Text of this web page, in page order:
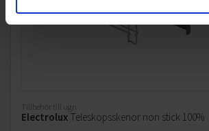
Tillbehör till ugn
Electrolux Teleskopsskenor non stick 100%